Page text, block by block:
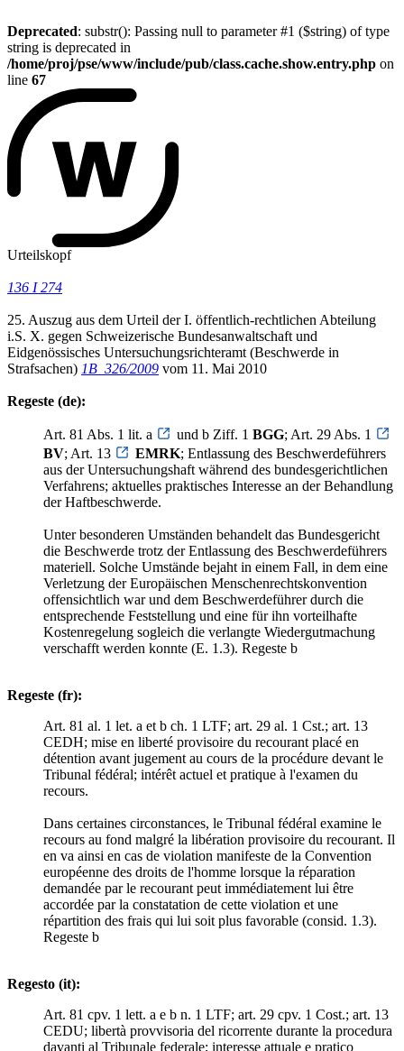
Deprecated: substr(): Passing null to parameter #1 ($string) of type
string is deprecated in
/home/proj/pse/www/include/pub/class.cache.show.entry.php on
line 67
Urteilskopf
136 I 274
25. Auszug aus dem Urteil der I. öffentlich-rechtlichen Abteilung
i.S. X. gegen Schweizerische Bundesanwaltschaft und
Eidgenössisches Untersuchungsrichteramt (Beschwerde in
Strafsachen) 1B_326/2009 vom 11. Mai 2010
Regeste (de):
Art. 81 Abs. 1 lit. a und b Ziff. 1 BGG; Art. 29 Abs. 1
BV; Art. 13 EMRK; Entlassung des Beschwerdeführers
aus der Untersuchungshaft während des bundesgerichtlichen
Verfahrens; aktuelles praktisches Interesse an der Behandlung
der Haftbeschwerde.
Unter besonderen Umständen behandelt das Bundesgericht
die Beschwerde trotz der Entlassung des Beschwerdeführers
materiell. Solche Umstände bejaht in einem Fall, in dem eine
Verletzung der Europäischen Menschenrechtskonvention
offensichtlich war und dem Beschwerdeführer durch die
entsprechende Feststellung und eine für ihn vorteilhafte
Kostenregelung sogleich die verlangte Wiedergutmachung
verschafft werden konnte (E. 1.3). Regeste b
Regeste (fr):
Art. 81 al. 1 let. a et b ch. 1 LTF; art. 29 al. 1 Cst.; art. 13
CEDH; mise en liberté provisoire du recourant placé en
détention avant jugement au cours de la procédure devant le
Tribunal fédéral; intérêt actuel et pratique à l'examen du
recours.
Dans certaines circonstances, le Tribunal fédéral examine le
recours au fond malgré la libération provisoire du recourant. Il
en va ainsi en cas de violation manifeste de la Convention
européenne des droits de l'homme lorsque la réparation
demandée par le recourant peut immédiatement lui être
accordée par la constatation de cette violation et une
répartition des frais qui lui soit plus favorable (consid. 1.3).
Regeste b
Regesto (it):
Art. 81 cpv. 1 lett. a e b n. 1 LTF; art. 29 cpv. 1 Cost.; art. 13
CEDU; libertà provvisoria del ricorrente durante la procedura
davanti al Tribunale federale; interesse attuale e pratico